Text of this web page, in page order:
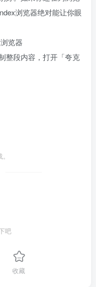
浏览器绝对能让你眼
览器
整段内容，打开「夸克
吧
收藏